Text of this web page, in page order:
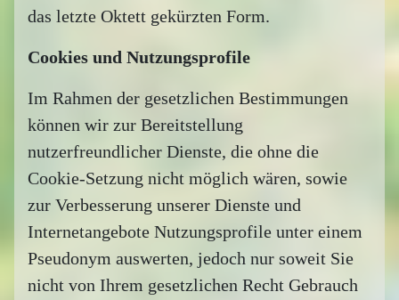
das letzte Oktett gekürzten Form.
Cookies und Nutzungsprofile
Im Rahmen der gesetzlichen Bestimmungen
können wir zur Bereitstellung
nutzerfreundlicher Dienste, die ohne die
Cookie-Setzung nicht möglich wären, sowie
zur Verbesserung unserer Dienste und
Internetangebote Nutzungsprofile unter einem
Pseudonym auswerten, jedoch nur soweit Sie
nicht von Ihrem gesetzlichen Recht Gebrauch